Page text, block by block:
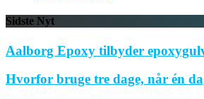
Sidste Nyt
Aalborg Epoxy tilbyder
Hvorfor bruge tre dage, når én